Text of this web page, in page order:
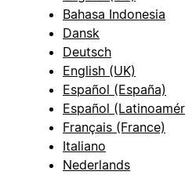
Bahasa Indonesia
Dansk
Deutsch
English (UK)
Español (España)
Español
Français (France)
Italiano
Nederlands